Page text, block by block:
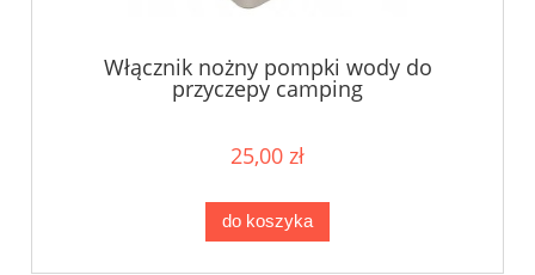
Włącznik nożny pompki wody do
przyczepy camping
25,00 zł
do koszyka